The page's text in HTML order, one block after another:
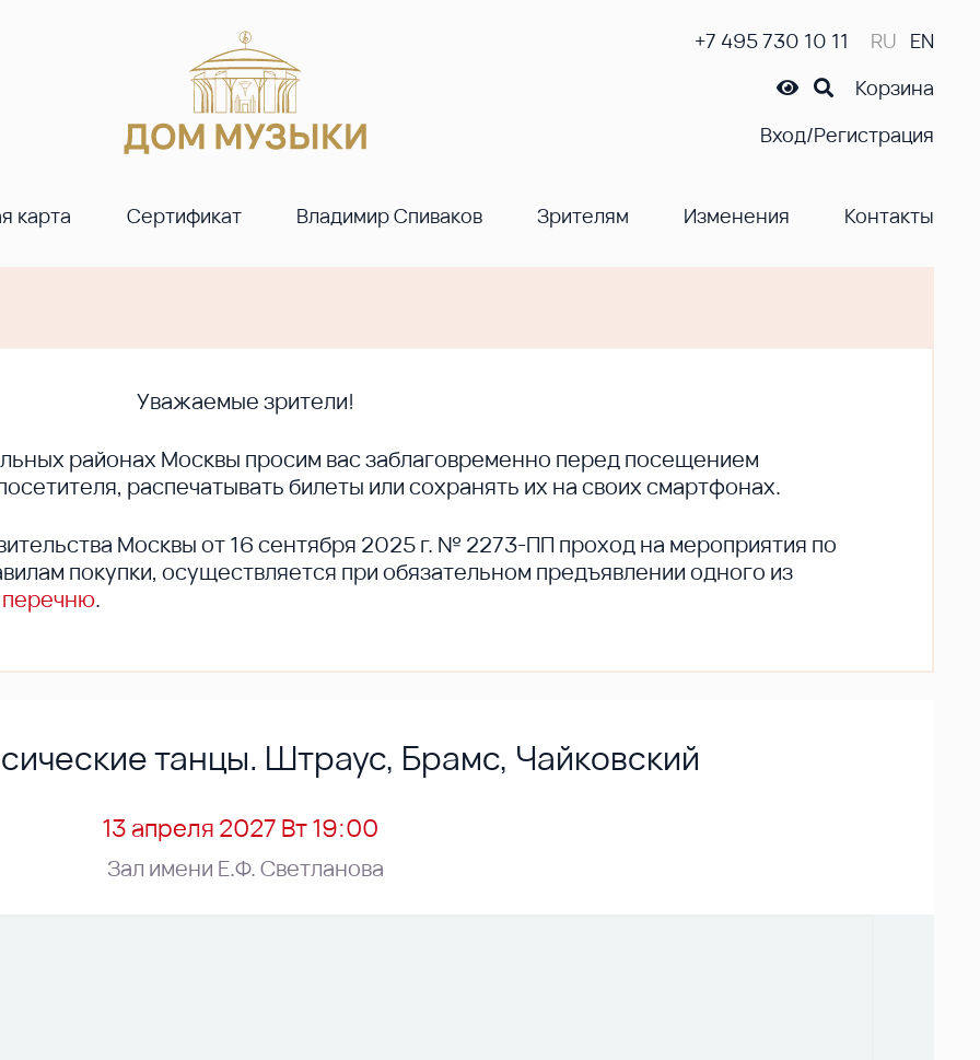
+7 495 730 10 11 RU EN
Корзина
Вход/Регистрация
карта Сертификат Владимир Спиваков Зрителям Изменения Контакты
Уважаемые зрители!
районах Москвы просим вас заблаговременно перед посещением
распечатывать билеты или сохранять их на своих смартфонах.
Москвы от 16 сентября 2025 г. № 2273-ПП проход на мероприятия по
покупки, осуществляется при обязательном предъявлении одного из
.
танцы. Штраус, Брамс, Чайковский
13 апреля 2027 Вт 19:00
Зал имени Е.Ф. Светланова